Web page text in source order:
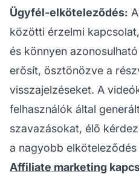
Ügyfél-elköteleződés:
közötti érzelmi
és könnyen
erősít, ösztönözve a
visszajelzéseket. A
felhasználók által
szavazásokat, élő
a nagyobb
Affiliate marketing